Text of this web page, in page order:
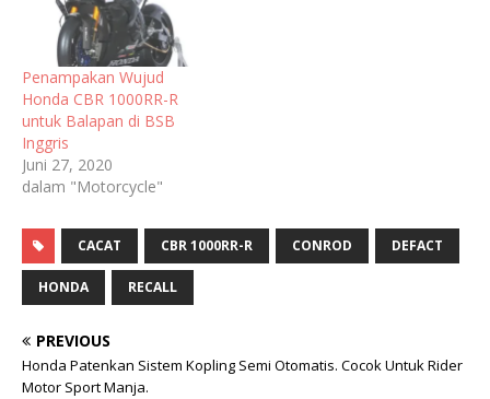
Penampakan Wujud
Honda CBR 1000RR-R
untuk Balapan di BSB
Inggris
Juni 27, 2020
dalam "Motorcycle"
CACAT CBR 1000RR-R CONROD DEFACT
HONDA RECALL
PREVIOUS
Honda Patenkan Sistem Kopling Semi Otomatis. Cocok Untuk Rider
Motor Sport Manja.